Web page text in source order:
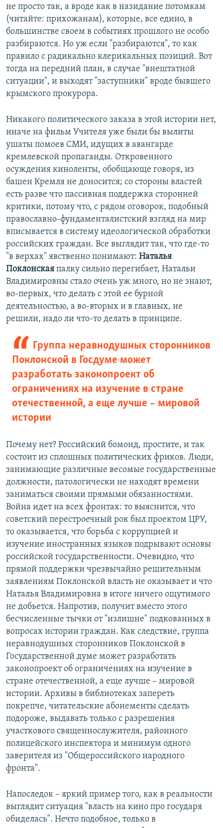
не просто так, а вроде как в назидание потомкам
(читайте: прихожанам), которые, все едино, в
большинстве своем в событиях прошлого не особо
разбираются. Но уж если "разбираются", то как
правило с радикально клерикальных позиций. Вот
тогда на передний план, в случае "внештатной
ситуации", и выходят "заступники" вроде бывшего
крымского прокурора.
Никакого политического заказа в этой истории нет,
иначе на фильм Учителя уже были бы вылиты
ушаты помоев СМИ, идущих в авангарде
кремлевской пропаганды. Откровенного
осуждения киноленты, обобщающе говоря, из
башен Кремля не доносится; со стороны властей
есть разве что пассивная поддержка сторонней
критики, потому что, с рядом оговорок, подобный
православно-фундаменталистский взгляд на мир
вписывается в систему идеологической обработки
российских граждан. Все выглядит так, что где-то
"в верхах" явственно понимают: Наталья
Поклонская палку сильно перегибает, Натальи
Владимировны стало очень уж много, но не знают,
во-первых, что делать с этой ее бурной
деятельностью, а во-вторых и в главных, не
решили, надо ли что-то делать в принципе.
Группа неравнодушных сторонников
Поклонской в Госдуме может
разработать законопроект об
ограничениях на изучение в стране
отечественной, а еще лучше – мировой
истории
Почему нет? Российский бомонд, простите, и так
состоит из сплошных политических фриков. Люди,
занимающие различные весомые государственные
должности, патологически не находят времени
заниматься своими прямыми обязанностями.
Война идет на всех фронтах: то выяснится, что
советский перестроечный рок был проектом ЦРУ,
то оказывается, что борьба с коррупцией и
изучение иностранных языков подрывают основы
российской государственности. Очевидно, что
прямой поддержки чрезвычайно решительным
заявлениям Поклонской власть не оказывает и что
Наталья Владимировна в итоге ничего ощутимого
не добьется. Напротив, получит вместо этого
бесчисленные тычки от "излишне" подкованных в
вопросах истории граждан. Как следствие, группа
неравнодушных сторонников Поклонской в
Государственной думе может разработать
законопроект об ограничениях на изучение в
стране отечественной, а еще лучше – мировой
истории. Архивы в библиотеках запереть
покрепче, читательские абонементы сделать
подороже, выдавать только с разрешения
участкового священнослужителя, районного
полицейского инспектора и минимум одного
заверителя из "Общероссийского народного
фронта".
Напоследок – яркий пример того, как в реальности
выглядит ситуация "власть на кино про государя
обиделась". Нечто подобное, только в